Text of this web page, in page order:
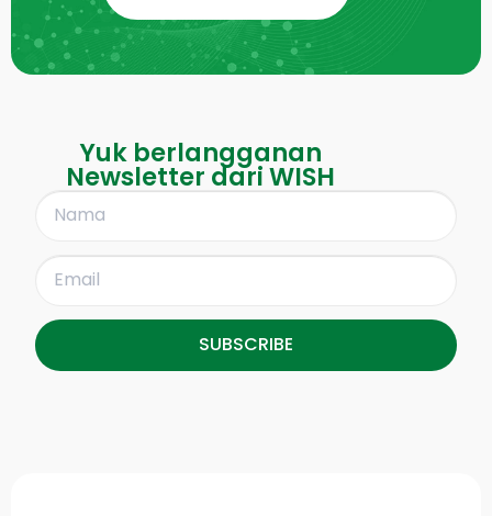
Yuk berlangganan
Newsletter dari WISH
SUBSCRIBE